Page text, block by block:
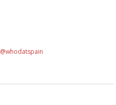
@whodatspain